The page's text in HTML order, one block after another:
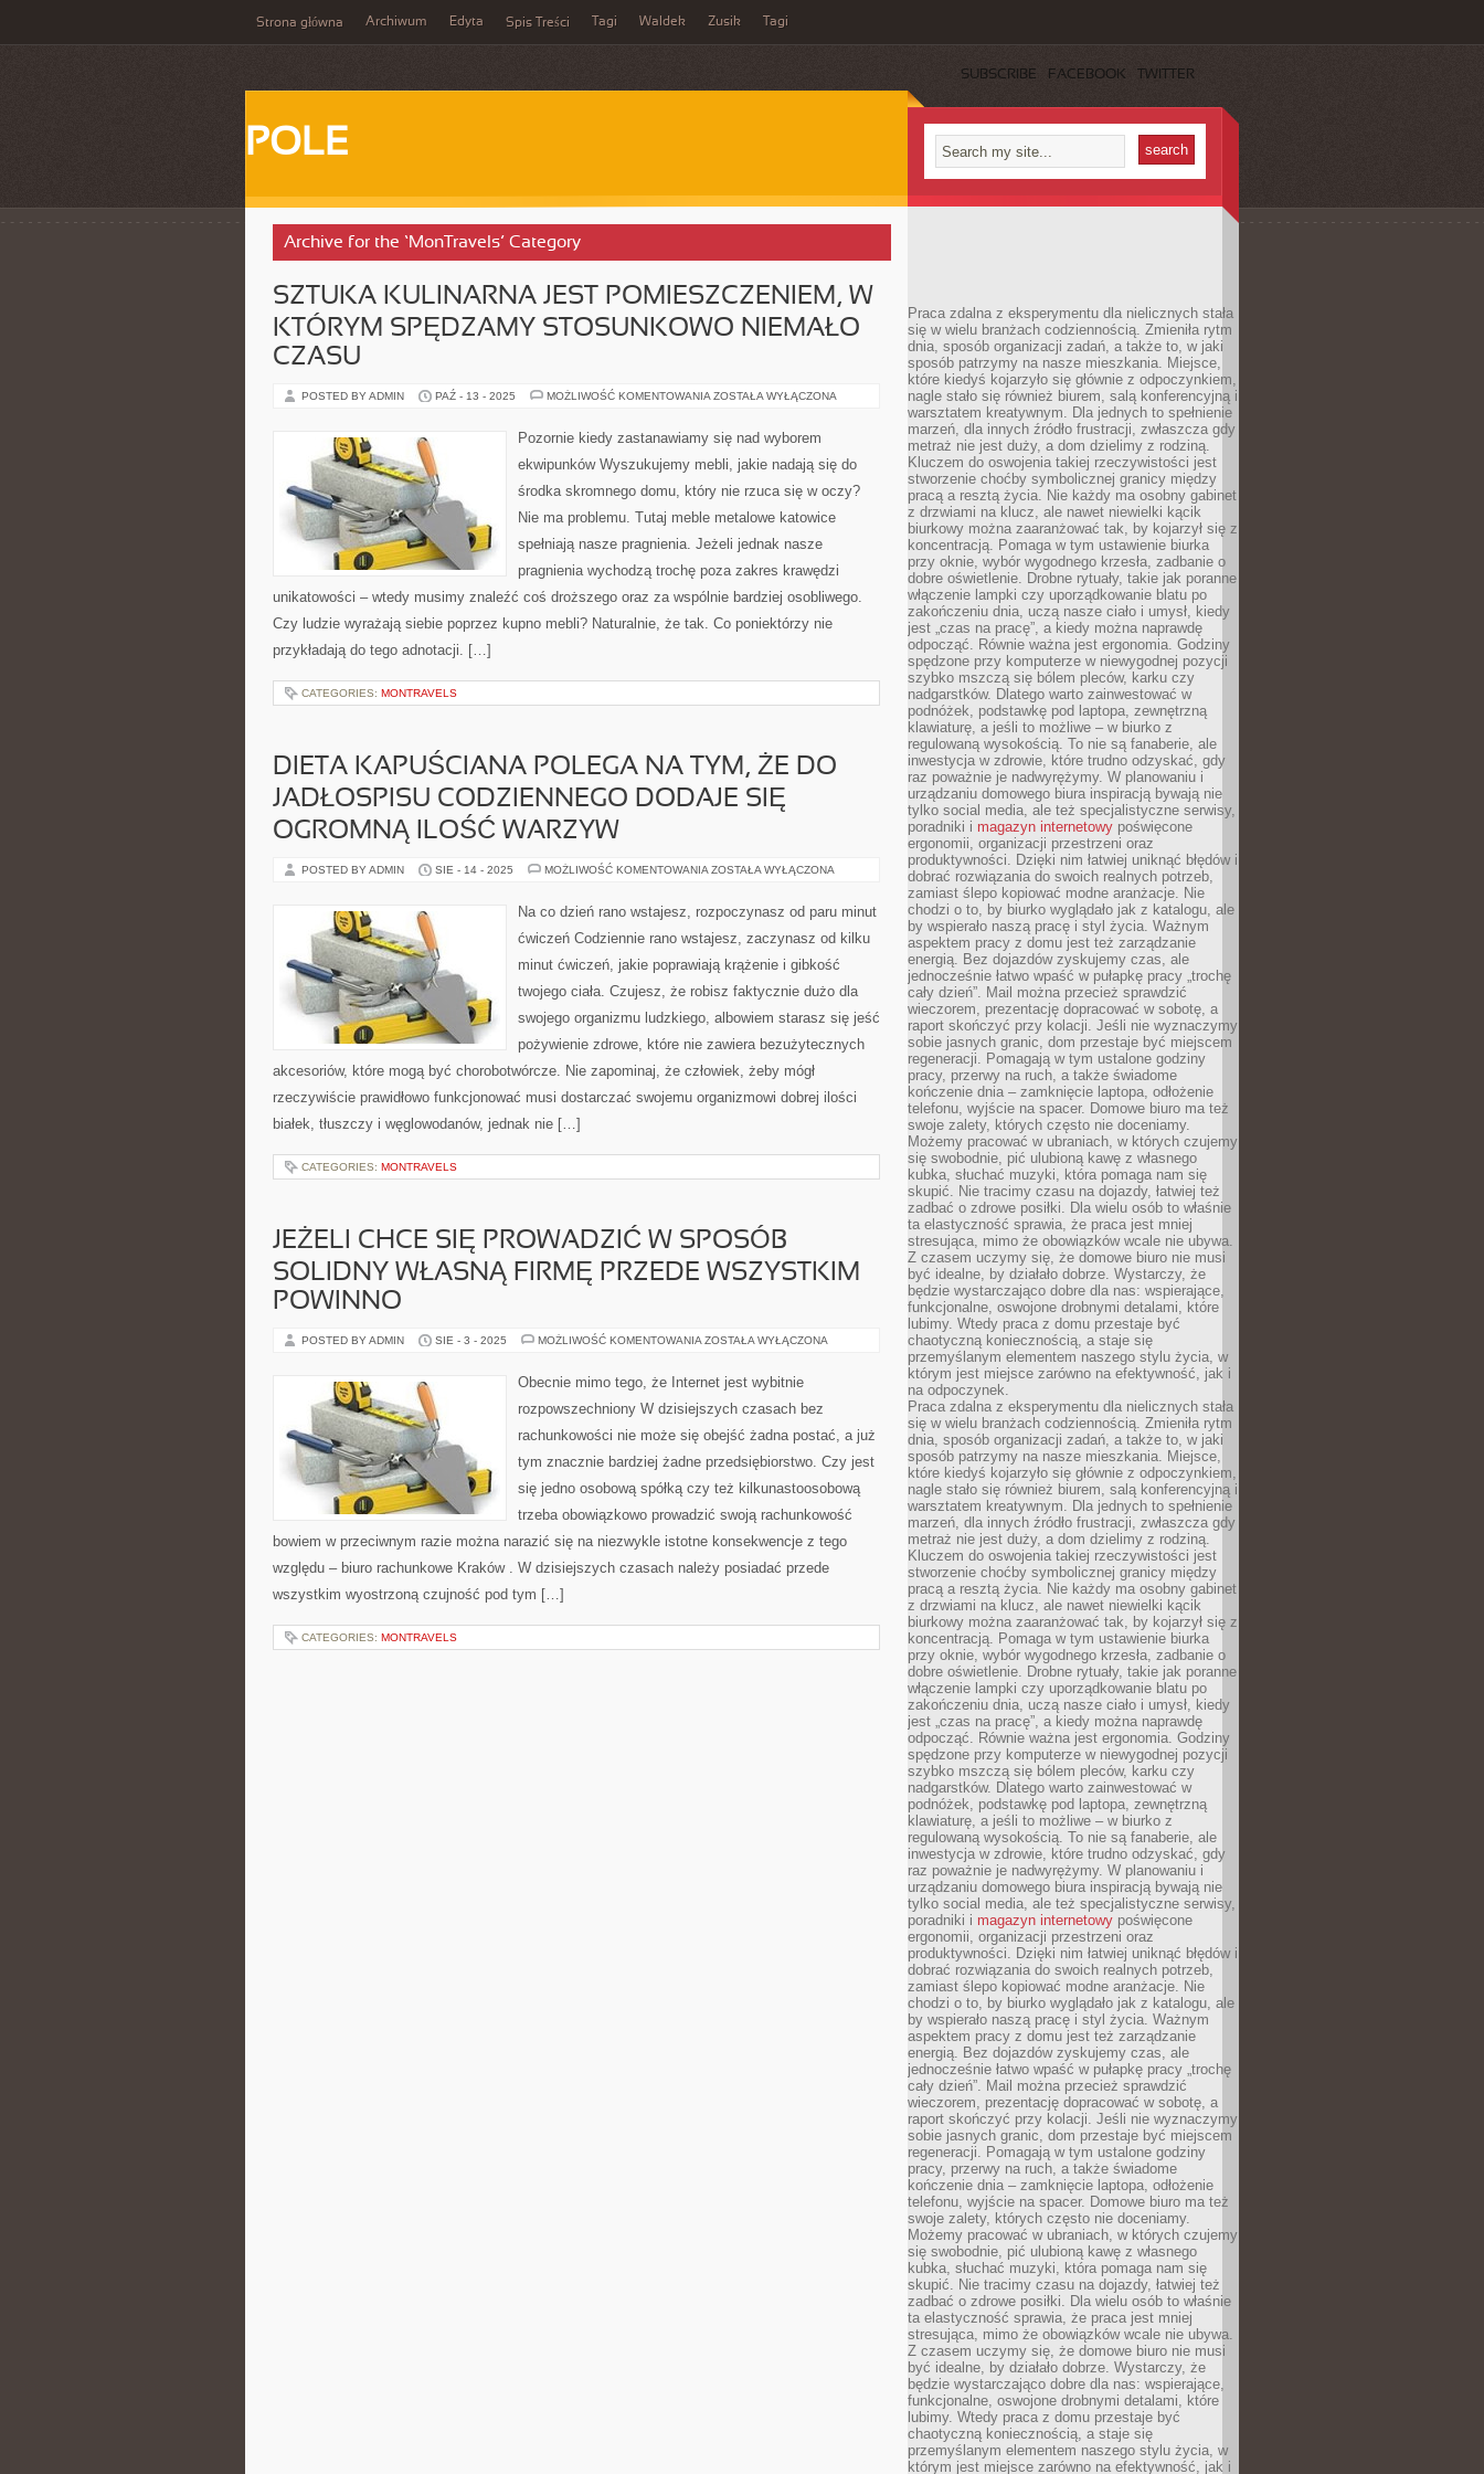
Strona główna Archiwum Edyta Spis Treści Tagi Waldek Zusik Tagi
SUBSCRIBE FACEBOOK TWITTER
POLE
Archive for the ‘MonTravels’ Category
SZTUKA KULINARNA JEST POMIESZCZENIEM, W
KTÓRYM SPĘDZAMY STOSUNKOWO NIEMAŁO
CZASU
POSTED BY ADMIN PAŹ - 13 - 2025 MOŻLIWOŚĆ KOMENTOWANIA SZTUKA
POMIESZCZENIEM,
W
SPĘDZAMY
NIEMAŁO
ZOSTAŁA WYŁĄCZONA
Pozornie kiedy zastanawiamy się nad wyborem
ekwipunków Wyszukujemy mebli, jakie nadają się do
środka skromnego domu, który nie rzuca się w oczy?
Nie ma problemu. Tutaj meble metalowe katowice
spełniają nasze pragnienia. Jeżeli jednak nasze
pragnienia wychodzą trochę poza zakres krawędzi
unikatowości – wtedy musimy znaleźć coś droższego oraz za wspólnie bardziej osobliwego.
Czy ludzie wyrażają siebie poprzez kupno mebli? Naturalnie, że tak. Co poniektórzy nie
przykładają do tego adnotacji. […]
CATEGORIES: MONTRAVELS
DIETA KAPUŚCIANA POLEGA NA TYM, ŻE DO
JADŁOSPISU CODZIENNEGO DODAJE SIĘ
OGROMNĄ ILOŚĆ WARZYW
POSTED BY ADMIN SIE - 14 - 2025 MOŻLIWOŚĆ KOMENTOWANIA DIETA
TYM,
DO
CODZIENNEGO
SIĘ
OGROMNĄ
ILOŚĆ
WARZYW
ZOSTAŁA WYŁĄCZONA
Na co dzień rano wstajesz, rozpoczynasz od paru minut
ćwiczeń Codziennie rano wstajesz, zaczynasz od kilku
minut ćwiczeń, jakie poprawiają krążenie i gibkość
twojego ciała. Czujesz, że robisz faktycznie dużo dla
swojego organizmu ludzkiego, albowiem starasz się jeść
pożywienie zdrowe, które nie zawiera bezużytecznych
akcesoriów, które mogą być chorobotwórcze. Nie zapominaj, że człowiek, żeby mógł
rzeczywiście prawidłowo funkcjonować musi dostarczać swojemu organizmowi dobrej ilości
białek, tłuszczy i węglowodanów, jednak nie […]
CATEGORIES: MONTRAVELS
JEŻELI CHCE SIĘ PROWADZIĆ W SPOSÓB
SOLIDNY WŁASNĄ FIRMĘ PRZEDE WSZYSTKIM
POWINNO
POSTED BY ADMIN SIE - 3 - 2025 MOŻLIWOŚĆ KOMENTOWANIA JEŻELI
PROWADZIĆ
W
SOLIDNY
FIRMĘ
WSZYSTKIM
POWINNO
ZOSTAŁA WYŁĄCZONA
Obecnie mimo tego, że Internet jest wybitnie
rozpowszechniony W dzisiejszych czasach bez
rachunkowości nie może się obejść żadna postać, a już
tym znacznie bardziej żadne przedsiębiorstwo. Czy jest
się jedno osobową spółką czy też kilkunastoosobową
trzeba obowiązkowo prowadzić swoją rachunkowość
bowiem w przeciwnym razie można narazić się na niezwykle istotne konsekwencje z tego
względu – biuro rachunkowe Kraków . W dzisiejszych czasach należy posiadać przede
wszystkim wyostrzoną czujność pod tym […]
CATEGORIES: MONTRAVELS
Praca zdalna z eksperymentu dla nielicznych stała
się w wielu branżach codziennością. Zmieniła rytm
dnia, sposób organizacji zadań, a także to, w jaki
sposób patrzymy na nasze mieszkania. Miejsce,
które kiedyś kojarzyło się głównie z odpoczynkiem,
nagle stało się również biurem, salą konferencyjną i
warsztatem kreatywnym. Dla jednych to spełnienie
marzeń, dla innych źródło frustracji, zwłaszcza gdy
metraż nie jest duży, a dom dzielimy z rodziną.
Kluczem do oswojenia takiej rzeczywistości jest
stworzenie choćby symbolicznej granicy między
pracą a resztą życia. Nie każdy ma osobny gabinet
z drzwiami na klucz, ale nawet niewielki kącik
biurkowy można zaaranżować tak, by kojarzył się z
koncentracją. Pomaga w tym ustawienie biurka
przy oknie, wybór wygodnego krzesła, zadbanie o
dobre oświetlenie. Drobne rytuały, takie jak poranne
włączenie lampki czy uporządkowanie blatu po
zakończeniu dnia, uczą nasze ciało i umysł, kiedy
jest „czas na pracę”, a kiedy można naprawdę
odpocząć. Równie ważna jest ergonomia. Godziny
spędzone przy komputerze w niewygodnej pozycji
szybko mszczą się bólem pleców, karku czy
nadgarstków. Dlatego warto zainwestować w
podnóżek, podstawkę pod laptopa, zewnętrzną
klawiaturę, a jeśli to możliwe – w biurko z
regulowaną wysokością. To nie są fanaberie, ale
inwestycja w zdrowie, które trudno odzyskać, gdy
raz poważnie je nadwyrężymy. W planowaniu i
urządzaniu domowego biura inspiracją bywają nie
tylko social media, ale też specjalistyczne serwisy,
poradniki i magazyn internetowy poświęcone
ergonomii, organizacji przestrzeni oraz
produktywności. Dzięki nim łatwiej uniknąć błędów i
dobrać rozwiązania do swoich realnych potrzeb,
zamiast ślepo kopiować modne aranżacje. Nie
chodzi o to, by biurko wyglądało jak z katalogu, ale
by wspierało naszą pracę i styl życia. Ważnym
aspektem pracy z domu jest też zarządzanie
energią. Bez dojazdów zyskujemy czas, ale
jednocześnie łatwo wpaść w pułapkę pracy „trochę
cały dzień”. Mail można przecież sprawdzić
wieczorem, prezentację dopracować w sobotę, a
raport skończyć przy kolacji. Jeśli nie wyznaczymy
sobie jasnych granic, dom przestaje być miejscem
regeneracji. Pomagają w tym ustalone godziny
pracy, przerwy na ruch, a także świadome
kończenie dnia – zamknięcie laptopa, odłożenie
telefonu, wyjście na spacer. Domowe biuro ma też
swoje zalety, których często nie doceniamy.
Możemy pracować w ubraniach, w których czujemy
się swobodnie, pić ulubioną kawę z własnego
kubka, słuchać muzyki, która pomaga nam się
skupić. Nie tracimy czasu na dojazdy, łatwiej też
zadbać o zdrowe posiłki. Dla wielu osób to właśnie
ta elastyczność sprawia, że praca jest mniej
stresująca, mimo że obowiązków wcale nie ubywa.
Z czasem uczymy się, że domowe biuro nie musi
być idealne, by działało dobrze. Wystarczy, że
będzie wystarczająco dobre dla nas: wspierające,
funkcjonalne, oswojone drobnymi detalami, które
lubimy. Wtedy praca z domu przestaje być
chaotyczną koniecznością, a staje się
przemyślanym elementem naszego stylu życia, w
którym jest miejsce zarówno na efektywność, jak i
na odpoczynek.
Praca zdalna z eksperymentu dla nielicznych stała
się w wielu branżach codziennością. Zmieniła rytm
dnia, sposób organizacji zadań, a także to, w jaki
sposób patrzymy na nasze mieszkania. Miejsce,
które kiedyś kojarzyło się głównie z odpoczynkiem,
nagle stało się również biurem, salą konferencyjną i
warsztatem kreatywnym. Dla jednych to spełnienie
marzeń, dla innych źródło frustracji, zwłaszcza gdy
metraż nie jest duży, a dom dzielimy z rodziną.
Kluczem do oswojenia takiej rzeczywistości jest
stworzenie choćby symbolicznej granicy między
pracą a resztą życia. Nie każdy ma osobny gabinet
z drzwiami na klucz, ale nawet niewielki kącik
biurkowy można zaaranżować tak, by kojarzył się z
koncentracją. Pomaga w tym ustawienie biurka
przy oknie, wybór wygodnego krzesła, zadbanie o
dobre oświetlenie. Drobne rytuały, takie jak poranne
włączenie lampki czy uporządkowanie blatu po
zakończeniu dnia, uczą nasze ciało i umysł, kiedy
jest „czas na pracę”, a kiedy można naprawdę
odpocząć. Równie ważna jest ergonomia. Godziny
spędzone przy komputerze w niewygodnej pozycji
szybko mszczą się bólem pleców, karku czy
nadgarstków. Dlatego warto zainwestować w
podnóżek, podstawkę pod laptopa, zewnętrzną
klawiaturę, a jeśli to możliwe – w biurko z
regulowaną wysokością. To nie są fanaberie, ale
inwestycja w zdrowie, które trudno odzyskać, gdy
raz poważnie je nadwyrężymy. W planowaniu i
urządzaniu domowego biura inspiracją bywają nie
tylko social media, ale też specjalistyczne serwisy,
poradniki i magazyn internetowy poświęcone
ergonomii, organizacji przestrzeni oraz
produktywności. Dzięki nim łatwiej uniknąć błędów i
dobrać rozwiązania do swoich realnych potrzeb,
zamiast ślepo kopiować modne aranżacje. Nie
chodzi o to, by biurko wyglądało jak z katalogu, ale
by wspierało naszą pracę i styl życia. Ważnym
aspektem pracy z domu jest też zarządzanie
energią. Bez dojazdów zyskujemy czas, ale
jednocześnie łatwo wpaść w pułapkę pracy „trochę
cały dzień”. Mail można przecież sprawdzić
wieczorem, prezentację dopracować w sobotę, a
raport skończyć przy kolacji. Jeśli nie wyznaczymy
sobie jasnych granic, dom przestaje być miejscem
regeneracji. Pomagają w tym ustalone godziny
pracy, przerwy na ruch, a także świadome
kończenie dnia – zamknięcie laptopa, odłożenie
telefonu, wyjście na spacer. Domowe biuro ma też
swoje zalety, których często nie doceniamy.
Możemy pracować w ubraniach, w których czujemy
się swobodnie, pić ulubioną kawę z własnego
kubka, słuchać muzyki, która pomaga nam się
skupić. Nie tracimy czasu na dojazdy, łatwiej też
zadbać o zdrowe posiłki. Dla wielu osób to właśnie
ta elastyczność sprawia, że praca jest mniej
stresująca, mimo że obowiązków wcale nie ubywa.
Z czasem uczymy się, że domowe biuro nie musi
być idealne, by działało dobrze. Wystarczy, że
będzie wystarczająco dobre dla nas: wspierające,
funkcjonalne, oswojone drobnymi detalami, które
lubimy. Wtedy praca z domu przestaje być
chaotyczną koniecznością, a staje się
przemyślanym elementem naszego stylu życia, w
którym jest miejsce zarówno na efektywność, jak i